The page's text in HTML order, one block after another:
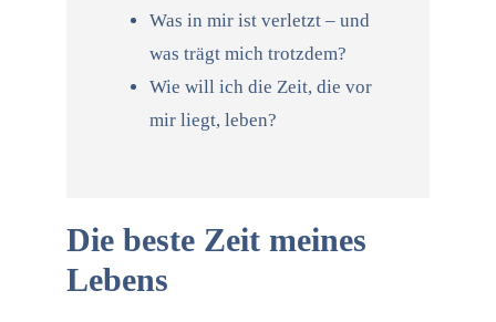
Was in mir ist verletzt – und
was trägt mich trotzdem?
Wie will ich die Zeit, die vor
mir liegt, leben?
Die beste Zeit meines
Lebens